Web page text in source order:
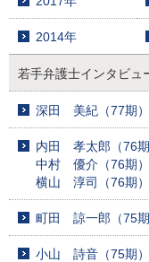
2014年
若手弁護士インタビュ
深田 美紀（77期）
内田 孝太郎（76期
中村 優介（76期）
横山 淳司（76期）
町田 諒一郎（75期
小山 詩音（75期）